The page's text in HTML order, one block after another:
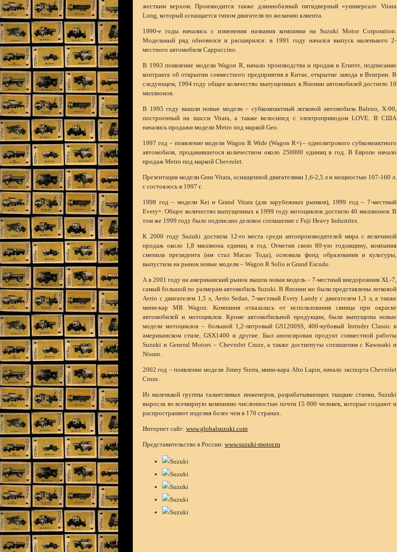
жестким верхом. Производится также длиннобазный пятидверный «универсал» Vitara
Long, который оснащается типом двигателя по желанию клиента.
1990-е годы начались с изменения названия компании на Suzuki Motor Corporation.
Модельный ряд обновился и расширился: в 1991 году начался выпуск маленького 2-
местного автомобиля Cappuccino.
В 1993 появление модели Wagon R, начало производства и продаж в Египте, подписание
контракта об открытии совместного предприятия в Китае, открытие завода в Венгрии. В
следующем, 1994 году общее количество выпущенных в Японии автомобилей достигло 10
миллионов.
В 1995 году вышли новые модели – субкомпактный легковой автомобиль Baleno, X-90,
построенный на шасси Vitara, а также велосипед с электроприводом LOVE. В США
начались продажи модели Metro под маркой Geo.
1997 год – появление модели Wagon R Wide (Wagon R+) – однолитрового субкомпактного
автомобиля, продававшегося количеством около 250000 единиц в год. В Европе начало
продаж Metro под маркой Chevrolet.
Презентация модели Gran Vitara, оснащенной двигателями 1,6-2,5 л и мощностью 107-160 л.
с состоялось в 1997 г.
1998 год – модели Kei и Grand Vitara (для зарубежных рынков), 1999 год – 7-местный
Every+. Общее количество выпущенных к 1999 году мотоциклов достигло 40 миллионов. В
том же 1999 году было подписано деловое соглашение с Fuji Heavy Industries.
К 2000 году Suzuki достигла 12-го места среди автопроизводителей мира с величиной
продаж около 1,8 миллиона единиц в год. Отметив свою 80-ую годовщину, компания
сменила президента (им стал Масао Тода), основала фонд образования и культуры,
выпустила на рынок новые модели – Wagon R Solio и Grand Escudo.
А в 2001 году на американский рынок вышла новая модель – 7-местный внедорожник XL-7,
самый большой по размерам автомобиль Suzuki. В Японии же были представлены легковой
Aerio с двигателем 1,5 л, Aerio Sedan, 7-местный Every Landy с двигателем 1,3 л, а также
мини-кар MR Wagon. Компания отказалась от использования свинца при окраске
автомобилей и мотоциклов. Кроме автомобильной продукции, были выпущены новые
модели мотоциклов – большой 1,2-литровый GS1200SS, 400-кубовый Intruder Classic в
американском стиле, GSX1400 и другие. Был анонсирован продукт совместной работы
Suzuki и General Motors – Chevrolet Cruze, а также достигнуты соглашения с Kawasaki и
Nissan.
2002 год – появление модели Jimny Sierra, мини-кара Alto Lapin, начало экспорта Chevrolet
Cruze.
Из маленькой группы талантливых инженеров, разрабатывающих ткацкие станки, Suzuki
выросла во всемирную компанию численностью почти 15 000 человек, которые создают и
распространяют изделия более чем в 170 странах.
Интернет сайт: www.globalsuzuki.com
Представительство в России: www.suzuki-motor.ru